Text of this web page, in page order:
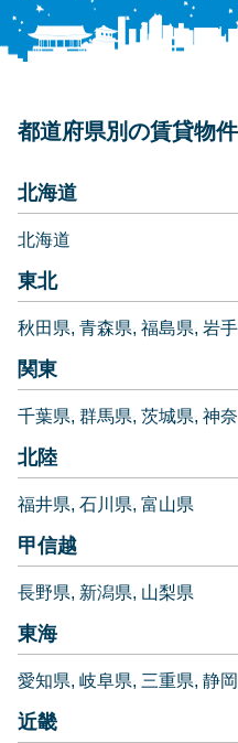
都道府県別の賃貸物件
北海道
北海道
東北
秋田県 青森県 福島県 岩
関東
千葉県 群馬県 茨城県 神
北陸
福井県 石川県 富山県
甲信越
長野県 新潟県 山梨県
東海
愛知県 岐阜県 三重県 静
近畿